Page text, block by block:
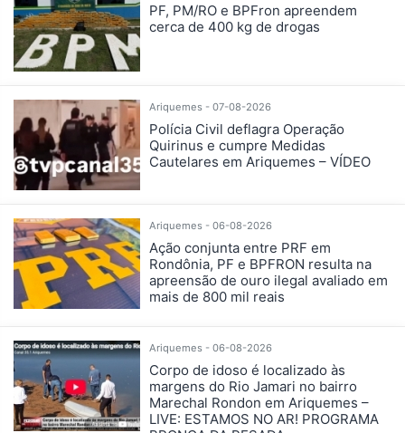
PF, PM/RO e BPFron apreendem
cerca de 400 kg de drogas
Ariquemes - 07-08-2026
Polícia Civil deflagra Operação
Quirinus e cumpre Medidas
Cautelares em Ariquemes – VÍDEO
Ariquemes - 06-08-2026
Ação conjunta entre PRF em
Rondônia, PF e BPFRON resulta na
apreensão de ouro ilegal avaliado em
mais de 800 mil reais
Ariquemes - 06-08-2026
Corpo de idoso é localizado às
margens do Rio Jamari no bairro
Marechal Rondon em Ariquemes –
LIVE: ESTAMOS NO AR! PROGRAMA